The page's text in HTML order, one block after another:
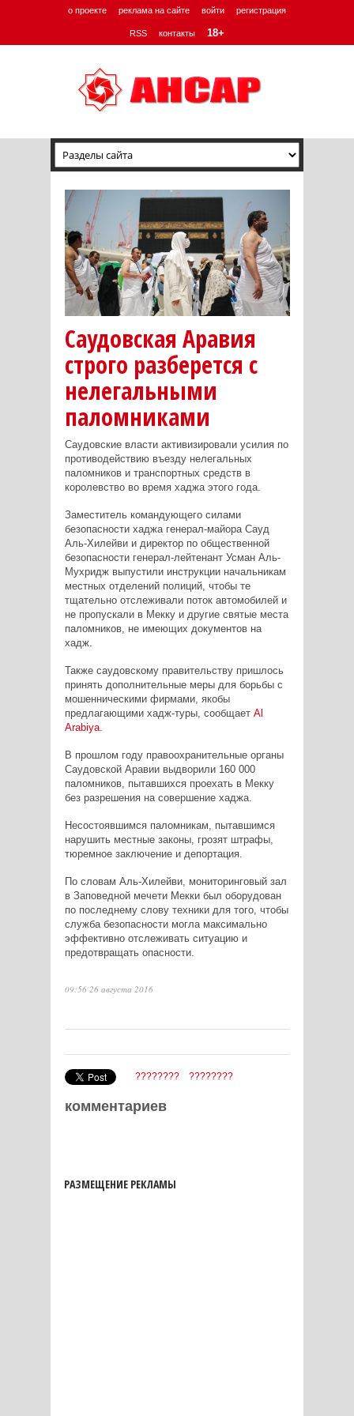
о проекте реклама на сайте войти регистрация
RSS контакты 18+
Саудовская Аравия
строго разберется с
нелегальными
паломниками
Саудовские власти активизировали усилия по
противодействию въезду нелегальных
паломников и транспортных средств в
королевство во время хаджа этого года.
Заместитель командующего силами
безопасности хаджа генерал-майора Сауд
Аль-Хилейви и директор по общественной
безопасности генерал-лейтенант Усман Аль-
Мухридж выпустили инструкции начальникам
местных отделений полиций, чтобы те
тщательно отслеживали поток автомобилей и
не пропускали в Мекку и другие святые места
паломников, не имеющих документов на
хадж.
Также саудовскому правительству пришлось
принять дополнительные меры для борьбы с
мошенническими фирмами, якобы
предлагающими хадж-туры, сообщает Al
Arabiya.
В прошлом году правоохранительные органы
Саудовской Аравии выдворили 160 000
паломников, пытавшихся проехать в Мекку
без разрешения на совершение хаджа.
Несостоявшимся паломникам, пытавшимся
нарушить местные законы, грозят штрафы,
тюремное заключение и депортация.
По словам Аль-Хилейви, мониторинговый зал
в Заповедной мечети Мекки был оборудован
по последнему слову техники для того, чтобы
служба безопасности могла максимально
эффективно отслеживать ситуацию и
предотвращать опасности.
09:56 26 августа 2016
???????? ????????
комментариев
РАЗМЕЩЕНИЕ РЕКЛАМЫ